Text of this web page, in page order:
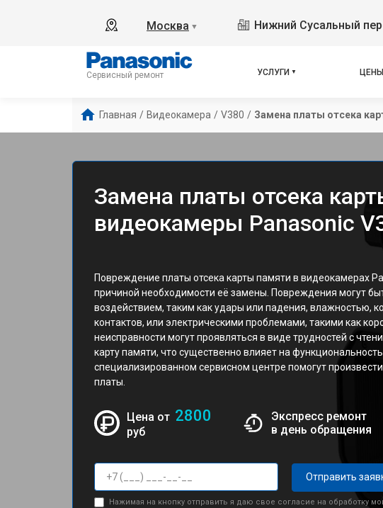
Москва ▼ Нижний Сусальный
Сервисный ремонт УСЛУГИ ЦЕНЫ
Главная / Видеокамера / V380 / Замена платы отсека
Замена платы отсека
видеокамеры Panasonic
Повреждение платы отсека карты памяти в видеокамерах
причиной необходимости её замены. Повреждения могут
воздействием, таким как удары или падения, влажностью,
контактов, или электрическими проблемами, такими как
неисправности могут проявляться в виде трудностей с
карту памяти, что существенно влияет на
специализированном сервисном центре помогут
платы.
Цена от 2800
руб
Экспресс ремонт
в день обращения
Отправить
Нажимая на кнопку отправить я даю свое согласие на обработку